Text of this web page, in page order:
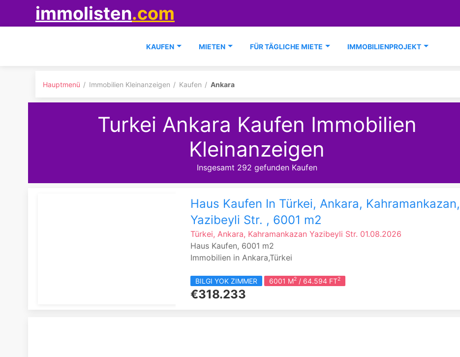
immolisten.com
KAUFEN MIETEN FÜR TÄGLICHE MIETE IMMOBILIENPROJEKT
Hauptmenü Immobilien Kleinanzeigen Kaufen Ankara
Turkei Ankara Kaufen Immobilien
Kleinanzeigen
Insgesamt 292 gefunden Kaufen
Haus Kaufen In Türkei, Ankara, Kahramankazan,
Yazibeyli Str. , 6001 m2
Türkei, Ankara, Kahramankazan Yazibeyli Str. 01.08.2026
Haus Kaufen, 6001 m2
Immobilien in Ankara,Türkei
BILGI YOK ZIMMER 6001 M2 / 64.594 FT2
€318.233